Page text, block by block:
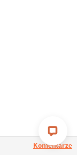
Komentarze